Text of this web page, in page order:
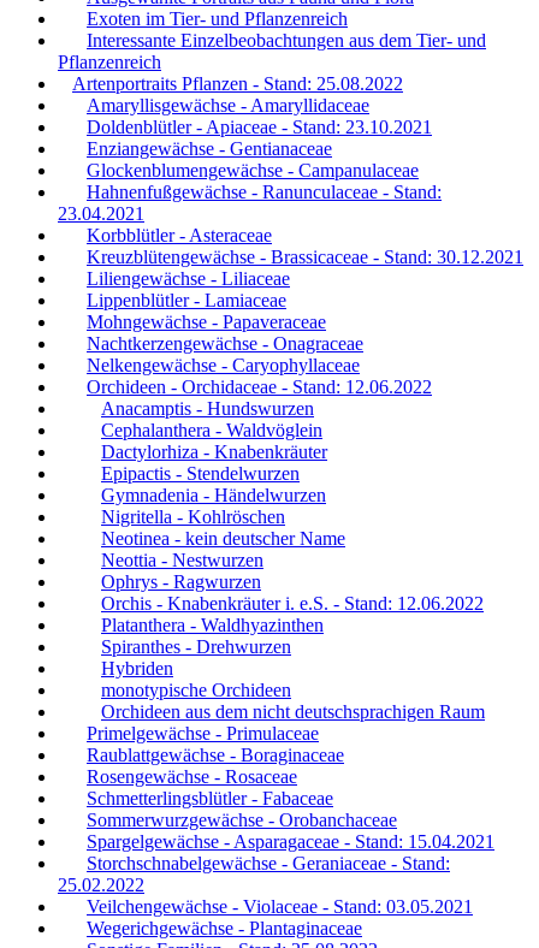
Exoten im Tier- und Pflanzenreich
Interessante Einzelbeobachtungen aus dem Tier- und
Pflanzenreich
Artenportraits Pflanzen - Stand: 25.08.2022
Amaryllisgewächse - Amaryllidaceae
Doldenblütler - Apiaceae - Stand: 23.10.2021
Enziangewächse - Gentianaceae
Glockenblumengewächse - Campanulaceae
Hahnenfußgewächse - Ranunculaceae - Stand:
23.04.2021
Korbblütler - Asteraceae
Kreuzblütengewächse - Brassicaceae - Stand: 30.12.2021
Liliengewächse - Liliaceae
Lippenblütler - Lamiaceae
Mohngewächse - Papaveraceae
Nachtkerzengewächse - Onagraceae
Nelkengewächse - Caryophyllaceae
Orchideen - Orchidaceae - Stand: 12.06.2022
Anacamptis - Hundswurzen
Cephalanthera - Waldvöglein
Dactylorhiza - Knabenkräuter
Epipactis - Stendelwurzen
Gymnadenia - Händelwurzen
Nigritella - Kohlröschen
Neotinea - kein deutscher Name
Neottia - Nestwurzen
Ophrys - Ragwurzen
Orchis - Knabenkräuter i. e.S. - Stand: 12.06.2022
Platanthera - Waldhyazinthen
Spiranthes - Drehwurzen
Hybriden
monotypische Orchideen
Orchideen aus dem nicht deutschsprachigen Raum
Primelgewächse - Primulaceae
Raublattgewächse - Boraginaceae
Rosengewächse - Rosaceae
Schmetterlingsblütler - Fabaceae
Sommerwurzgewächse - Orobanchaceae
Spargelgewächse - Asparagaceae - Stand: 15.04.2021
Storchschnabelgewächse - Geraniaceae - Stand:
25.02.2022
Veilchengewächse - Violaceae - Stand: 03.05.2021
Wegerichgewächse - Plantaginaceae